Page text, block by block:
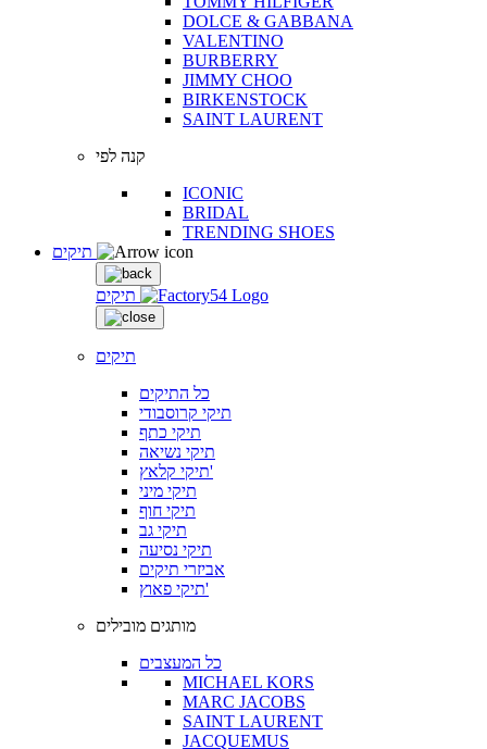
DOLCE & GABBANA
VALENTINO
BURBERRY
JIMMY CHOO
BIRKENSTOCK
SAINT LAURENT
קנה לפי
ICONIC
BRIDAL
TRENDING SHOES
תיקים
תיקים
כל התיקים
תיקי קרוסבודי
תיקי כתף
תיקי נשיאה
תיקי קלאץ'
תיקי מיני
תיקי חוף
תיקי גב
תיקי נסיעה
אביזרי תיקים
תיקי פאוץ'
מותגים מובילים
כל המעצבים
MICHAEL KORS
MARC JACOBS
SAINT LAURENT
JACQUEMUS